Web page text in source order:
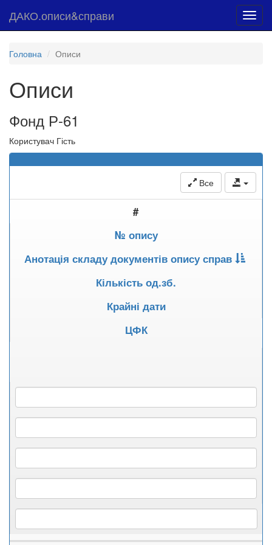
ДАКО.описи&справи
Головна Описи
Описи
Фонд Р-61
Користувач Гість
Все
#
№ опису
Анотація складу документів опису справ
Кількість од.зб.
Крайні дати
ЦФК